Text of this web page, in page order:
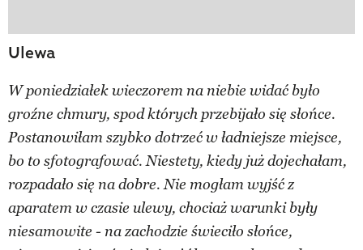
Ulewa
W poniedziałek wieczorem na niebie widać było
groźne chmury, spod których przebijało się słońce.
Postanowiłam szybko dotrzeć w ładniejsze miejsce,
bo to sfotografować. Niestety, kiedy już dojechałam,
rozpadało się na dobre. Nie mogłam wyjść z
aparatem w czasie ulewy, chociaż warunki były
niesamowite - na zachodzie świeciło słońce,